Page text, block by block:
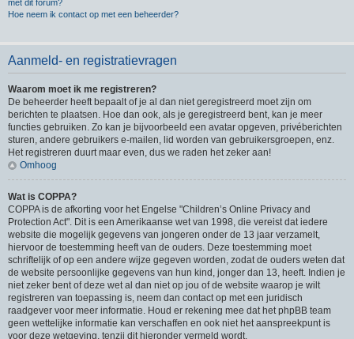
met dit forum?
Hoe neem ik contact op met een beheerder?
Aanmeld- en registratievragen
Waarom moet ik me registreren?
De beheerder heeft bepaalt of je al dan niet geregistreerd moet zijn om
berichten te plaatsen. Hoe dan ook, als je geregistreerd bent, kan je meer
functies gebruiken. Zo kan je bijvoorbeeld een avatar opgeven, privéberichten
sturen, andere gebruikers e-mailen, lid worden van gebruikersgroepen, enz.
Het registreren duurt maar even, dus we raden het zeker aan!
Omhoog
Wat is COPPA?
COPPA is de afkorting voor het Engelse "Children’s Online Privacy and
Protection Act". Dit is een Amerikaanse wet van 1998, die vereist dat iedere
website die mogelijk gegevens van jongeren onder de 13 jaar verzamelt,
hiervoor de toestemming heeft van de ouders. Deze toestemming moet
schriftelijk of op een andere wijze gegeven worden, zodat de ouders weten dat
de website persoonlijke gegevens van hun kind, jonger dan 13, heeft. Indien je
niet zeker bent of deze wet al dan niet op jou of de website waarop je wilt
registreren van toepassing is, neem dan contact op met een juridisch
raadgever voor meer informatie. Houd er rekening mee dat het phpBB team
geen wettelijke informatie kan verschaffen en ook niet het aanspreekpunt is
voor deze wetgeving, tenzij dit hieronder vermeld wordt.